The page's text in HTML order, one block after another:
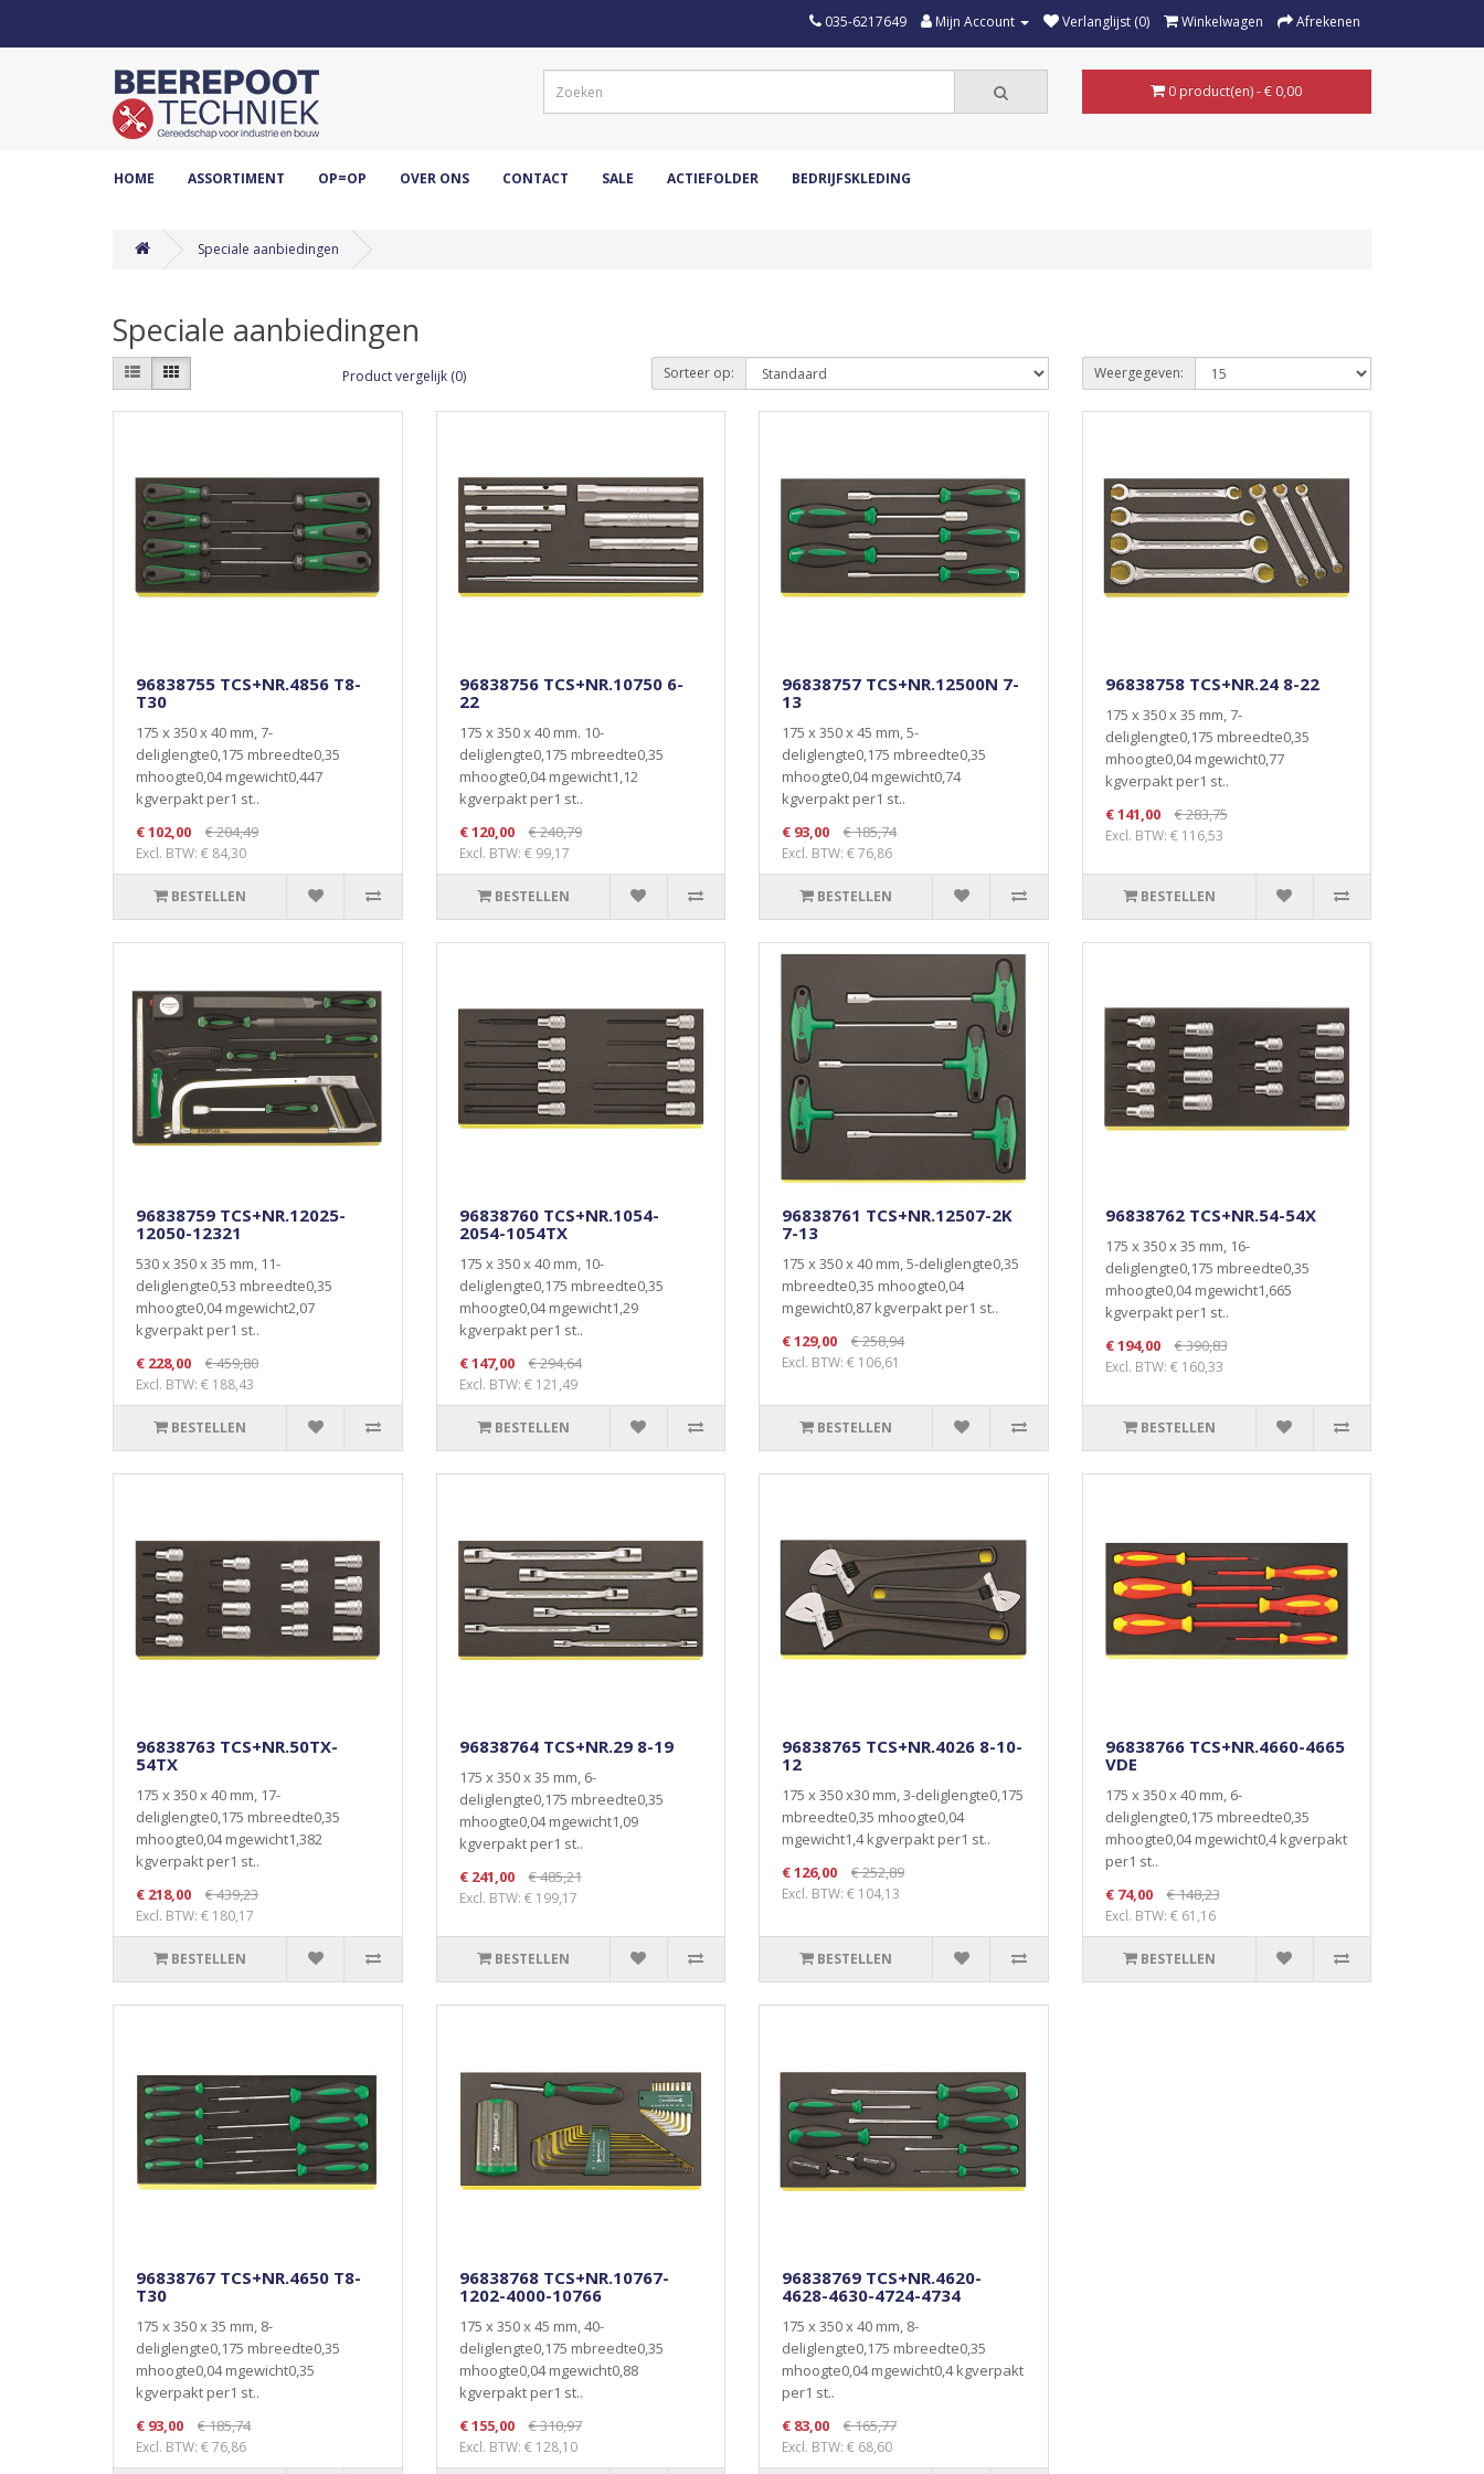
035-6217649 Mijn Account Verlanglijst (0) Winkelwagen Afrekenen
0 product(en) - € 0,00
HOME ASSORTIMENT OP=OP OVER ONS CONTACT SALE ACTIEFOLDER BEDRIJFSKLEDING
Speciale aanbiedingen
Speciale aanbiedingen
Product vergelijk (0) Sorteer op: Weergegeven:
96838755 TCS+NR.4856 T8-
T30
175 x 350 x 40 mm, 7-
deliglengte0,175 mbreedte0,35
mhoogte0,04 mgewicht0,447
kgverpakt per1 st..
€ 102,00
€ 204,49
Excl. BTW: € 84,30
BESTELLEN
96838756 TCS+NR.10750 6-
22
175 x 350 x 40 mm. 10-
deliglengte0,175 mbreedte0,35
mhoogte0,04 mgewicht1,12
kgverpakt per1 st..
€ 120,00
€ 240,79
Excl. BTW: € 99,17
BESTELLEN
96838757 TCS+NR.12500N 7-
13
175 x 350 x 45 mm, 5-
deliglengte0,175 mbreedte0,35
mhoogte0,04 mgewicht0,74
kgverpakt per1 st..
€ 93,00
€ 185,74
Excl. BTW: € 76,86
BESTELLEN
96838758 TCS+NR.24 8-22
175 x 350 x 35 mm, 7-
deliglengte0,175 mbreedte0,35
mhoogte0,04 mgewicht0,77
kgverpakt per1 st..
€ 141,00
€ 283,75
Excl. BTW: € 116,53
BESTELLEN
96838759 TCS+NR.12025-
12050-12321
530 x 350 x 35 mm, 11-
deliglengte0,53 mbreedte0,35
mhoogte0,04 mgewicht2,07
kgverpakt per1 st..
€ 228,00
€ 459,80
Excl. BTW: € 188,43
BESTELLEN
96838760 TCS+NR.1054-
2054-1054TX
175 x 350 x 40 mm, 10-
deliglengte0,175 mbreedte0,35
mhoogte0,04 mgewicht1,29
kgverpakt per1 st..
€ 147,00
€ 294,64
Excl. BTW: € 121,49
BESTELLEN
96838761 TCS+NR.12507-2K
7-13
175 x 350 x 40 mm, 5-deliglengte0,35
mbreedte0,35 mhoogte0,04
mgewicht0,87 kgverpakt per1 st..
€ 129,00
€ 258,94
Excl. BTW: € 106,61
BESTELLEN
96838762 TCS+NR.54-54X
175 x 350 x 35 mm, 16-
deliglengte0,175 mbreedte0,35
mhoogte0,04 mgewicht1,665
kgverpakt per1 st..
€ 194,00
€ 390,83
Excl. BTW: € 160,33
BESTELLEN
96838763 TCS+NR.50TX-
54TX
175 x 350 x 40 mm, 17-
deliglengte0,175 mbreedte0,35
mhoogte0,04 mgewicht1,382
kgverpakt per1 st..
€ 218,00
€ 439,23
Excl. BTW: € 180,17
BESTELLEN
96838764 TCS+NR.29 8-19
175 x 350 x 35 mm, 6-
deliglengte0,175 mbreedte0,35
mhoogte0,04 mgewicht1,09
kgverpakt per1 st..
€ 241,00
€ 485,21
Excl. BTW: € 199,17
BESTELLEN
96838765 TCS+NR.4026 8-10-
12
175 x 350 x30 mm, 3-deliglengte0,175
mbreedte0,35 mhoogte0,04
mgewicht1,4 kgverpakt per1 st..
€ 126,00
€ 252,89
Excl. BTW: € 104,13
BESTELLEN
96838766 TCS+NR.4660-4665
VDE
175 x 350 x 40 mm, 6-
deliglengte0,175 mbreedte0,35
mhoogte0,04 mgewicht0,4 kgverpakt
per1 st..
€ 74,00
€ 148,23
Excl. BTW: € 61,16
BESTELLEN
96838767 TCS+NR.4650 T8-
T30
175 x 350 x 35 mm, 8-
deliglengte0,175 mbreedte0,35
mhoogte0,04 mgewicht0,35
kgverpakt per1 st..
€ 93,00
€ 185,74
Excl. BTW: € 76,86
96838768 TCS+NR.10767-
1202-4000-10766
175 x 350 x 45 mm, 40-
deliglengte0,175 mbreedte0,35
mhoogte0,04 mgewicht0,88
kgverpakt per1 st..
€ 155,00
€ 310,97
Excl. BTW: € 128,10
96838769 TCS+NR.4620-
4628-4630-4724-4734
175 x 350 x 40 mm, 8-
deliglengte0,175 mbreedte0,35
mhoogte0,04 mgewicht0,4 kgverpakt
per1 st..
€ 83,00
€ 165,77
Excl. BTW: € 68,60